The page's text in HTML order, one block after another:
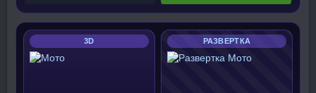
3D РАЗВЕРТКА